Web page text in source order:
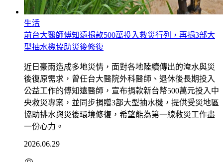
生活
前台大醫師傅知遠捐款500萬投入救災行列，再捐3部大
型抽水機協助災後修復
近日豪雨造成多地災情，面對各地陸續傳出的淹水與災
後復原需求，曾任台大醫院外科醫師、退休後長期投入
公益工作的傅知遠醫師，宣布捐款新台幣500萬元投入中
央救災專案，並同步捐贈3部大型抽水機，提供受災地區
協助排水與災後環境修復，希望能為第一線救災工作盡
一份心力。
2026.06.29